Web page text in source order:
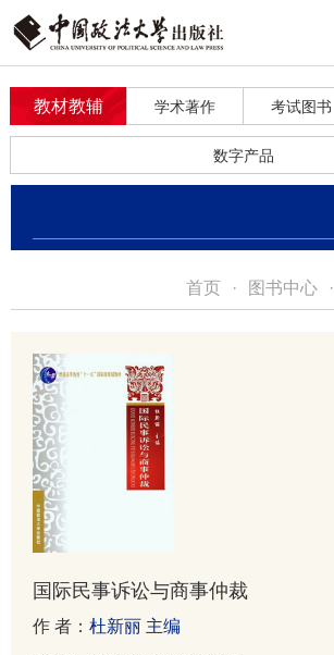
教材教辅 学术著作 考试图书
数字产品
首页 · 图书中心 ·
国际民事诉讼与商事仲裁
作 者： 杜新丽 主编